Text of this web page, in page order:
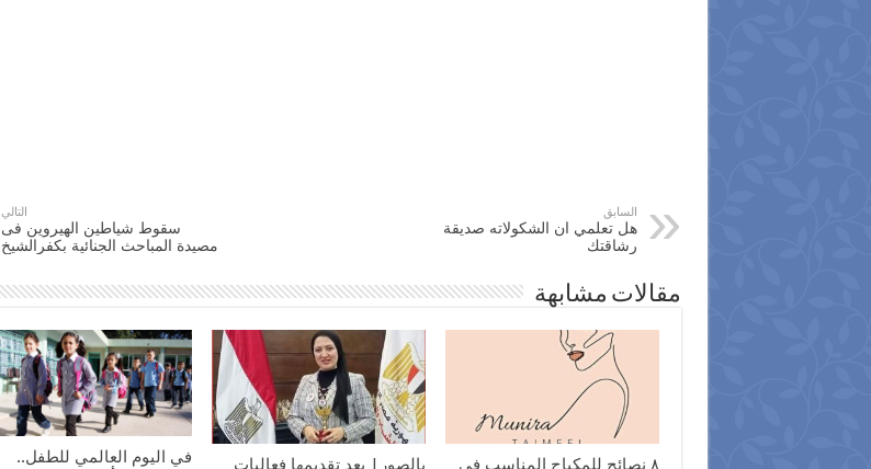
السابق
هل تعلمي ان الشكولاته صديقة
رشاقتك
التالي
سقوط شياطين الهيروين فى
مصيدة المباحث الجنائية بكفرالشيخ
مقالات مشابهة
٨ نصائح للمكياج المناسب في بالصور| بعد تقديمها فعاليات
في اليوم العالمي للطفل..